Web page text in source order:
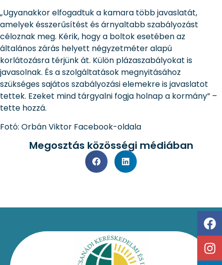
„Ugyanakkor elfogadtuk a kamara több javaslatát,
amelyek ésszerűsítést és árnyaltabb szabályozást
céloznak meg. Kérik, hogy a boltok esetében az
általános zárás helyett négyzetméter alapú
korlátozásra térjünk át. Külön plázaszabályokat is
javasolnak. És a szolgáltatások megnyitásához
szükséges sajátos szabályozási elemekre is javaslatot
tettek. Ezeket mind tárgyalni fogja holnap a kormány” –
tette hozzá.
Fotó: Orbán Viktor Facebook-oldala
Megosztás közösségi médiában